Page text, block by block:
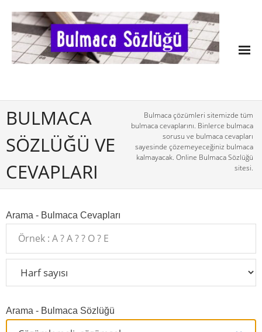
BULMACA
SÖZLÜĞÜ VE
CEVAPLARI
Bulmaca çözümleri sitemizde tüm
bulmaca cevaplarını. Binlerce bulmaca
sorusu ve bulmaca cevapları
sayesinde çözemeyeceğiniz bulmaca
kalmayacak. Online Bulmaca Sözlüğü
sitesi.
Arama - Bulmaca Cevapları
Arama - Bulmaca Sözlüğü